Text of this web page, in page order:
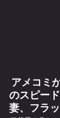
のスピー
妻、フラ